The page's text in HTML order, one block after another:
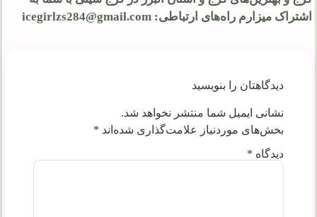
اشتراک میزارم راه‌های ارتباطی: icegirlzs284@gmail.com
دیدگاهتان را بنویسید
نشانی ایمیل شما منتشر نخواهد شد.
بخش‌های موردنیاز علامت‌گذاری شده‌اند *
دیدگاه *